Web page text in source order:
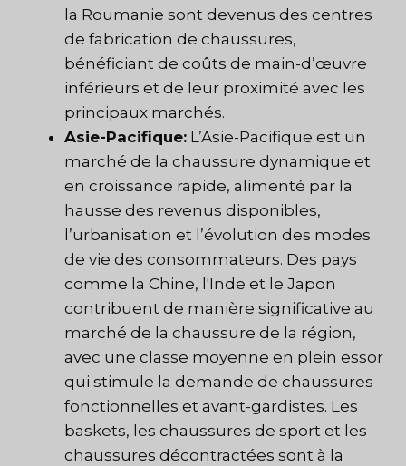
la Roumanie sont devenus des centres
de fabrication de chaussures,
bénéficiant de coûts de main-d’œuvre
inférieurs et de leur proximité avec les
principaux marchés.
Asie-Pacifique: L’Asie-Pacifique est un
marché de la chaussure dynamique et
en croissance rapide, alimenté par la
hausse des revenus disponibles,
l’urbanisation et l’évolution des modes
de vie des consommateurs. Des pays
comme la Chine, l'Inde et le Japon
contribuent de manière significative au
marché de la chaussure de la région,
avec une classe moyenne en plein essor
qui stimule la demande de chaussures
fonctionnelles et avant-gardistes. Les
baskets, les chaussures de sport et les
chaussures décontractées sont à la